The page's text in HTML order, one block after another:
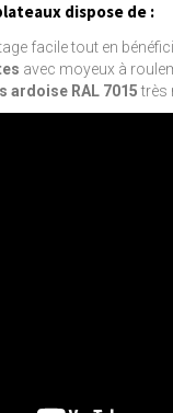
dispose de :
facile tout en
avec moyeux à
ardoise RAL 7015très